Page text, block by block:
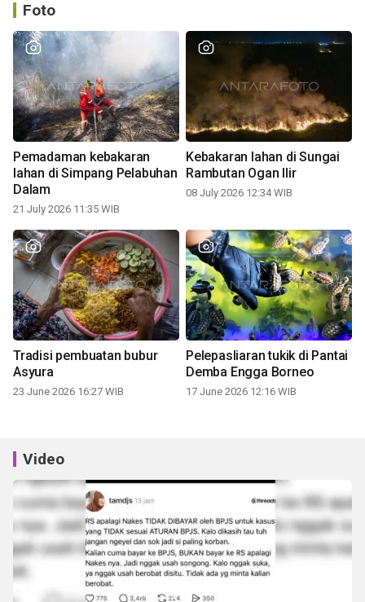
Foto
Pemadaman kebakaran
lahan di Simpang Pelabuhan
Dalam
21 July 2026 11:35 WIB
Kebakaran lahan di Sungai
Rambutan Ogan Ilir
08 July 2026 12:34 WIB
Tradisi pembuatan bubur
Asyura
23 June 2026 16:27 WIB
Pelepasliaran tukik di Pantai
Demba Engga Borneo
17 June 2026 12:16 WIB
Video